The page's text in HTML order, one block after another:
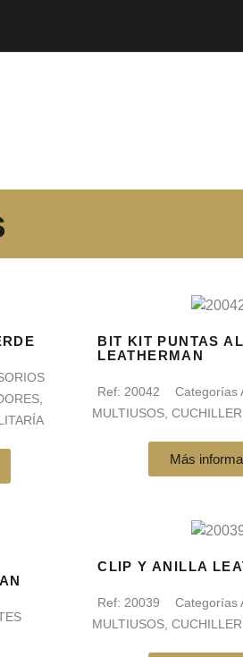
,
BIT KIT PUNTAS
LEATHERMAN
Ref: 20042 Categorías
MULTIUSOS,
Más
CLIP Y ANILLA
Ref: 20039 Categorías
MULTIUSOS,